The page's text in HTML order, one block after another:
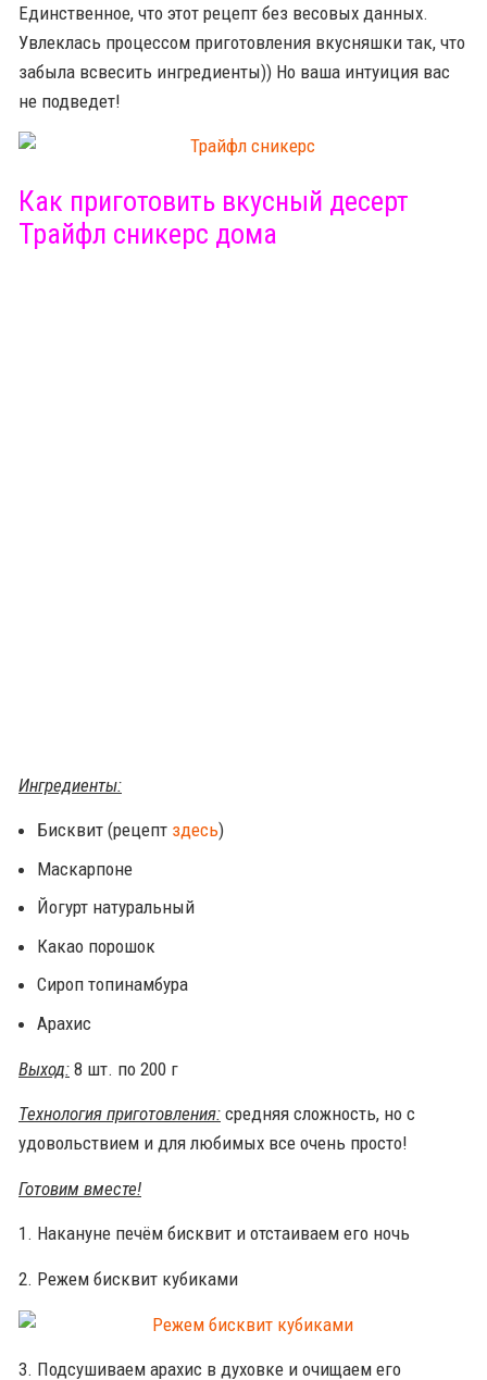
Единственное, что этот рецепт без весовых данных.
Увлеклась процессом приготовления вкусняшки так, что
забыла всвесить ингредиенты)) Но ваша интуиция вас
не подведет!
Как приготовить вкусный десерт
Трайфл сникерс дома
Ингредиенты:
Бисквит (рецепт здесь)
Маскарпоне
Йогурт натуральный
Какао порошок
Сироп топинамбура
Арахис
Выход: 8 шт. по 200 г
Технология приготовления: средняя сложность, но с
удовольствием и для любимых все очень просто!
Готовим вместе!
1. Накануне печём бисквит и отстаиваем его ночь
2. Режем бисквит кубиками
3. Подсушиваем арахис в духовке и очищаем его